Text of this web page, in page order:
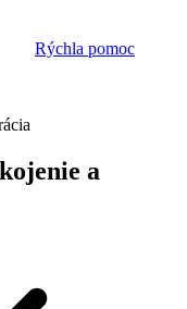
Rýchla pomoc
a